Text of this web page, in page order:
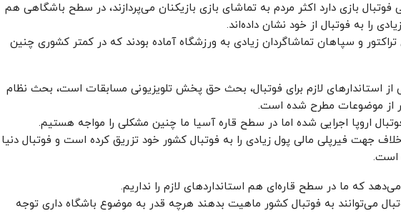
فوتبال بازی دارد اکثر مردم به تماشای بازی بازیکنان می‌پردازند، در سطح باشگاهی هم
را به فوتبال از خود نشان داده‌اند.
و سپاهان تماشاگردان زیادی به ورزشگاه آماده بودند که در کمتر کشوری چنین
از استاندارهای لازم برای فوتبال، بحث حق پخش تلویزیونی مسابقات است، بحث نظام
از موضوعات مطرح شده است.
اروپا اجرایی شده اما در سطح قاره آسیا ما چنین مشکلی را مواجه هستیم.
جهت فیرپلی مالی پول زیادی را به فوتبال کشور خود تزریق کرده است و فوتبال دنیا
است.
که ما در سطح قاره‌ای هم استانداردهای لازم را نداریم.
می‌توانند به فوتبال کشور ماهیت بدهند هرچه قدر به موضوع باشگاه داری توجه